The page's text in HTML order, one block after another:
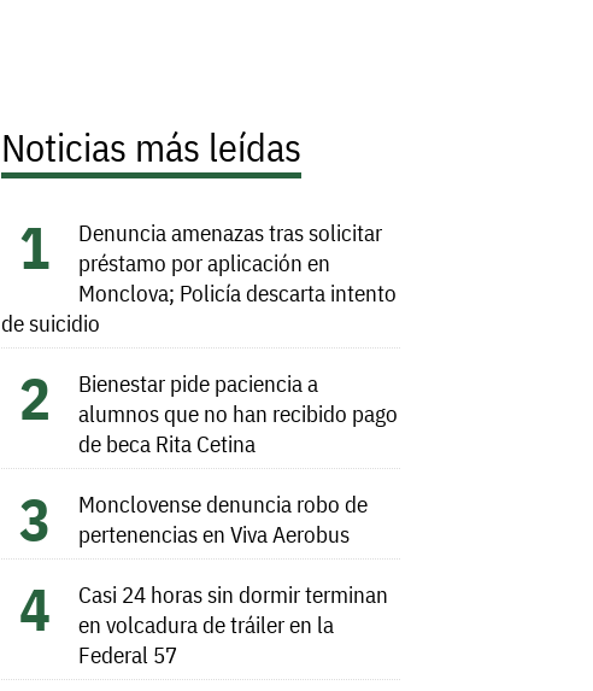
Noticias más leídas
Denuncia amenazas tras solicitar
préstamo por aplicación en
Monclova; Policía descarta intento
de suicidio
Bienestar pide paciencia a
alumnos que no han recibido pago
de beca Rita Cetina
Monclovense denuncia robo de
pertenencias en Viva Aerobus
Casi 24 horas sin dormir terminan
en volcadura de tráiler en la
Federal 57